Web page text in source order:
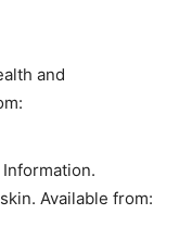
and
Available from: